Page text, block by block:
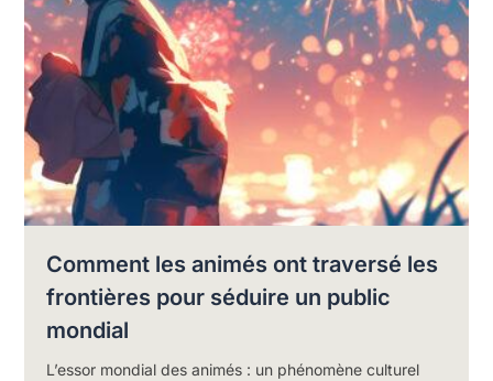
Comment les animés ont traversé les
frontières pour séduire un public
mondial
L’essor mondial des animés : un phénomène culturel